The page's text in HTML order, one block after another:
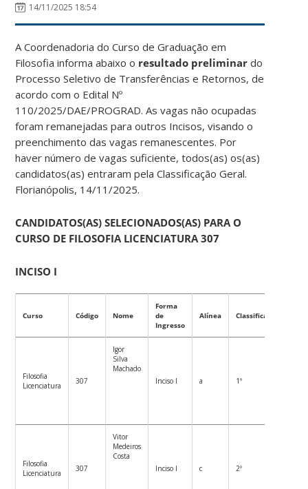
14/11/2025 18:54
A Coordenadoria do Curso de Graduação em
Filosofia informa abaixo o resultado preliminardo
Processo Seletivo de Transferências e Retornos, de
acordo com o Edital Nº
110/2025/DAE/PROGRAD. As vagas não ocupadas
foram remanejadas para outros Incisos, visando o
preenchimento das vagas remanescentes. Por
haver número de vagas suficiente, todos(as) os(as)
candidatos(as) entraram pela Classificação Geral.
Florianópolis, 14/11/2025.
CANDIDATOS(AS) SELECIONADOS(AS) PARA O
CURSO DE FILOSOFIA LICENCIATURA 307
INCISO I
Curso Código Nome
Forma
de
Ingresso
Alínea Classificação
Filosofia
Licenciatura
307
Igor
Silva
Machado
Inciso I
a 1º
Filosofia
Licenciatura
307
Vitor
Medeiros
Costa
Inciso I
c 2º